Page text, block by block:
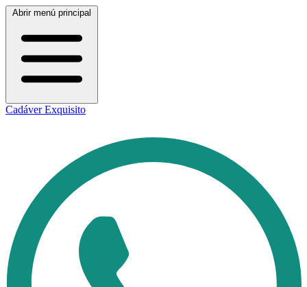
Abrir menú principal
Cadáver Exquisito